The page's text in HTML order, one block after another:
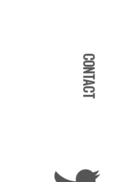
CONTACT